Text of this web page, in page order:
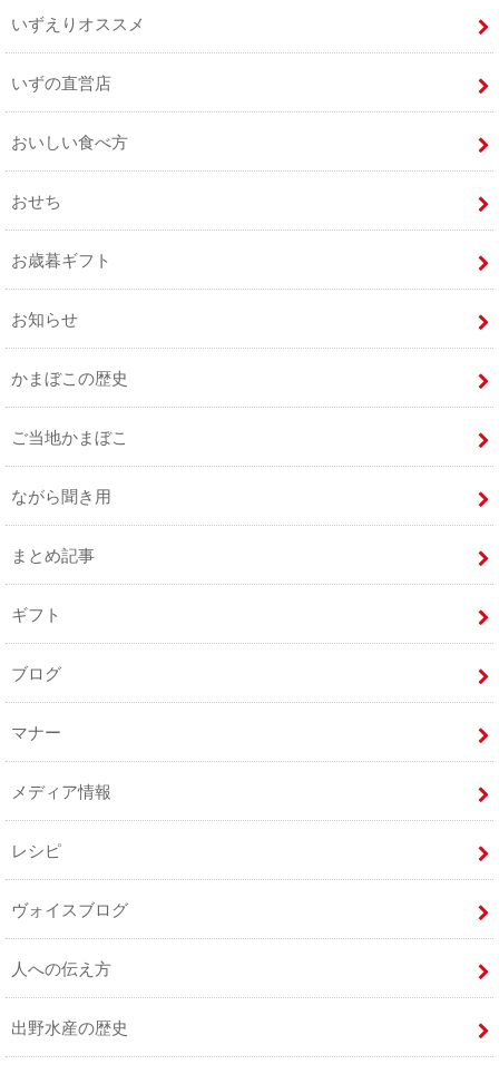
いずえりオススメ
いずの直営店
おいしい食べ方
おせち
お歳暮ギフト
お知らせ
かまぼこの歴史
ご当地かまぼこ
ながら聞き用
まとめ記事
ギフト
ブログ
マナー
メディア情報
レシピ
ヴォイスブログ
人への伝え方
出野水産の歴史